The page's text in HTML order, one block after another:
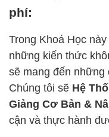
phí:
Trong Khoá Học này
những kiến thức
sẽ mang đến những
Chúng tôi sẽ Hệ
Giảng Cơ Bản &
cận và thực hành